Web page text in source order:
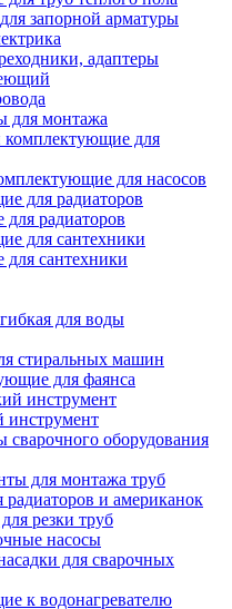
запорной арматуры
адаптеры
для монтажа
для насосов
радиаторов
сантехники
для воды
стиральных машин
для фаянса
инструмент
сварочного оборудования
для монтажа труб
и американок
резки труб
насосы
для сварочных